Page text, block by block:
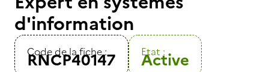
d'information
Code de la fiche :
RNCP40147 Etat :
Active